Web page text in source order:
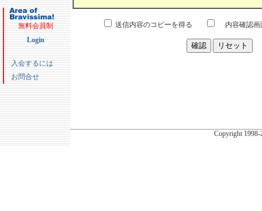
無料会員制
Login
入会するには
お問合せ
送信内容のコピーを得る 内容確認画
Copyright